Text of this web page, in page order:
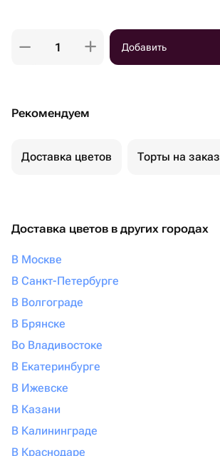
Добавить
Рекомендуем
Доставка цветов Торты на заказ
Доставка цветов в других городах
В Москве
В Санкт-Петербурге
В Волгограде
В Брянске
Во Владивостоке
В Екатеринбурге
В Ижевске
В Казани
В Калининграде
В Краснодаре